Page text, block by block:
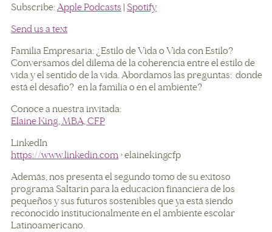
EMBED
Subscribe:Apple Podcasts | Spotify
Send us a text
Familia Empresaria: ¿Estilo de Vida o Vida con Estilo?
Conversamos del dilema de la coherencia entre el estilo de
vida y el sentido de la vida. Abordamos las preguntas: donde
está el desafío? en la familia o en el ambiente?
Conoce a nuestra invitada:
Elaine King, MBA, CFP
LinkedIn
https://www.linkedin.com › elainekingcfp
Además, nos presenta el segundo tomo de su exitoso
programa Saltarin para la educacion financiera de los
pequeños y sus futuros sostenibles que ya está siendo
reconocido institucionalmente en el ambiente escolar
Latinoamericano.